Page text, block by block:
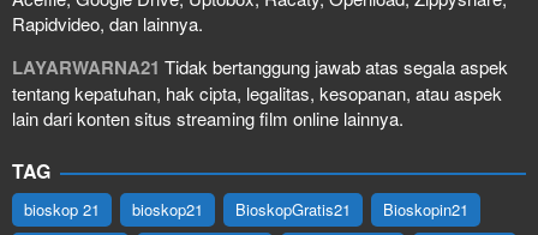
Rapidvideo, dan lainnya.
LAYARWARNA21 Tidak bertanggung jawab atas segala aspek
tentang kepatuhan, hak cipta, legalitas, kesopanan, atau aspek
lain dari konten situs streaming film online lainnya.
TAG
bioskop 21 bioskop21 BioskopGratis21 Bioskopin21